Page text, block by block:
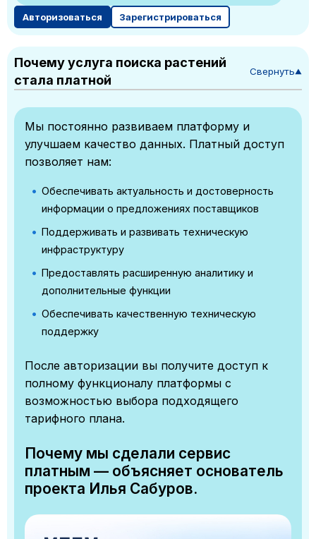
Авторизоваться Зарегистрироваться
Почему услуга поиска растений
стала платной
Свернуть▼
Мы постоянно развиваем платформу и
улучшаем качество данных. Платный доступ
позволяет нам:
Обеспечивать актуальность и достоверность
информации о предложениях поставщиков
Поддерживать и развивать техническую
инфраструктуру
Предоставлять расширенную аналитику и
дополнительные функции
Обеспечивать качественную техническую
поддержку
После авторизации вы получите доступ к
полному функционалу платформы с
возможностью выбора подходящего
тарифного плана.
Почему мы сделали сервис
платным — объясняет основатель
проекта Илья Сабуров.